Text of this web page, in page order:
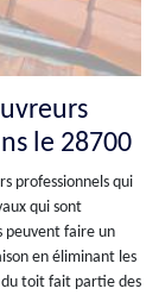
le 28700
professionnels qui
qui sont
peuvent faire un
en éliminant les
du toit fait partie des